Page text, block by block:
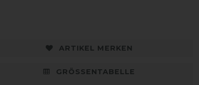
ARTIKEL MERKEN
GRÖSSENTABELLE